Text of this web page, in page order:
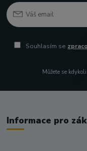
Souhlasím se
Můžete se
Informace pro